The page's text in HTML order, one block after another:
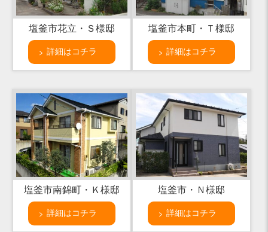
塩釜市花立・Ｓ様邸
詳細はコチラ
塩釜市本町・Ｔ様邸
詳細はコチラ
塩釜市南錦町・Ｋ様邸
詳細はコチラ
塩釜市・Ｎ様邸
詳細はコチラ